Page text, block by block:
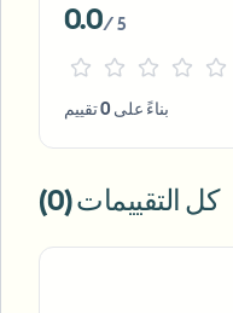
0.0/ 5
بناءً على 0 تقييم
كل التقييمات (0)